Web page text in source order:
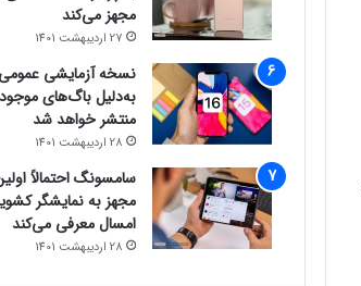
مجهز می‌کند
27 اردیبهشت 1401
به‌دلیل باگ‌های موجود
منتشر خواهد شد
28 اردیبهشت 1401
سامسونگ احتمالاً
مجهز به نمایشگر
امسال معرفی می‌کند
28 اردیبهشت 1401